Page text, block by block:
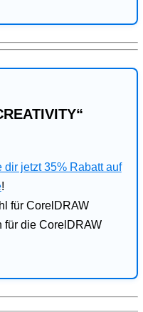
jetzt 35% Rabatt auf
!
für CorelDRAW
für die CorelDRAW